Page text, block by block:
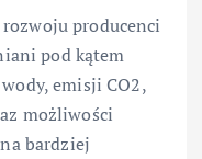
producenci
pod kątem
emisji CO2,
możliwości
bardziej